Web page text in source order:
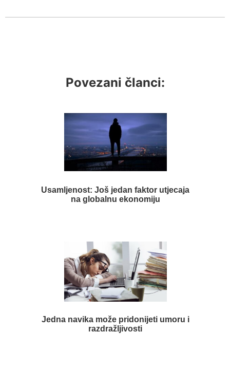
Povezani članci:
Usamljenost: Još jedan faktor utjecaja
na globalnu ekonomiju
Jedna navika može pridonijeti umoru i
razdražljivosti